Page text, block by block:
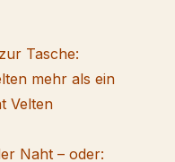
Tasche:
mehr als ein
Velten
Naht – oder: